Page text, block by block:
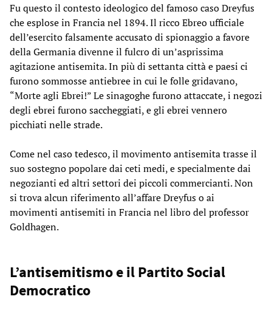
Fu questo il contesto ideologico del famoso caso Dreyfus
che esplose in Francia nel 1894. Il ricco Ebreo ufficiale
dell’esercito falsamente accusato di spionaggio a favore
della Germania divenne il fulcro di un’asprissima
agitazione antisemita. In più di settanta città e paesi ci
furono sommosse antiebree in cui le folle gridavano,
“Morte agli Ebrei!” Le sinagoghe furono attaccate, i negozi
degli ebrei furono saccheggiati, e gli ebrei vennero
picchiati nelle strade.
Come nel caso tedesco, il movimento antisemita trasse il
suo sostegno popolare dai ceti medi, e specialmente dai
negozianti ed altri settori dei piccoli commercianti. Non
si trova alcun riferimento all’affare Dreyfus o ai
movimenti antisemiti in Francia nel libro del professor
Goldhagen.
L’antisemitismo e il Partito Social
Democratico